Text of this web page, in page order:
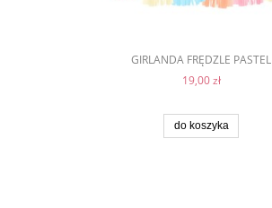
GIRLANDA FRĘDZLE PASTEL
19,00 zł
do koszyka